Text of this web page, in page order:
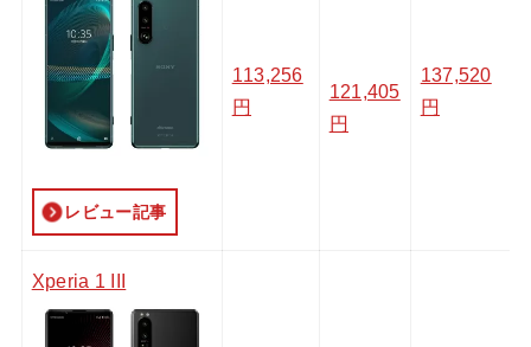
レビュー記事
113,256
円
121,405
円
137,520
円
Xperia 1 III